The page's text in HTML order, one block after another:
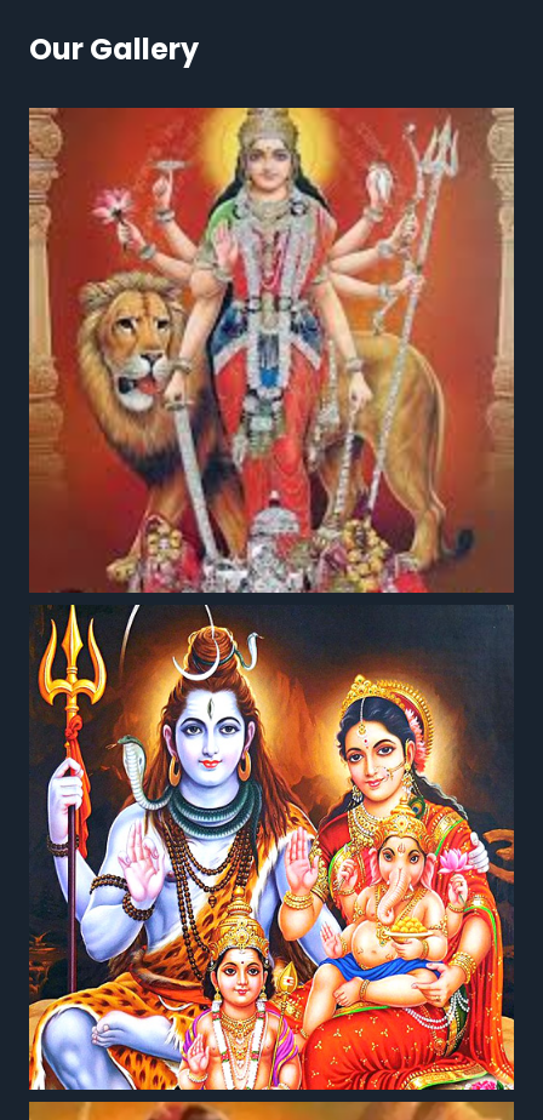
Our Gallery